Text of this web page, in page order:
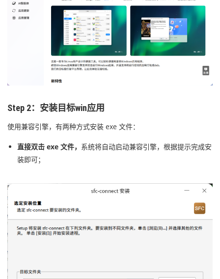
Step 2：安装目标win应用
使用兼容引擎，有两种方式安装 exe 文件：
直接双击 exe 文件， 系统将自动启动兼容引擎，根据提示完成安
装即可；